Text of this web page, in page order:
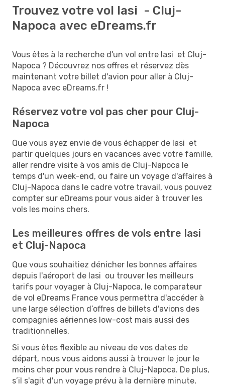
Trouvez votre vol Iasi - Cluj-
Napoca avec eDreams.fr
Vous êtes à la recherche d'un vol entre Iasi et Cluj-
Napoca ? Découvrez nos offres et réservez dès
maintenant votre billet d'avion pour aller à Cluj-
Napoca avec eDreams.fr !
Réservez votre vol pas cher pour Cluj-
Napoca
Que vous ayez envie de vous échapper de Iasi et
partir quelques jours en vacances avec votre famille,
aller rendre visite à vos amis de Cluj-Napoca le
temps d'un week-end, ou faire un voyage d'affaires à
Cluj-Napoca dans le cadre votre travail, vous pouvez
compter sur eDreams pour vous aider à trouver les
vols les moins chers.
Les meilleures offres de vols entre Iasi
et Cluj-Napoca
Que vous souhaitiez dénicher les bonnes affaires
depuis l'aéroport de Iasi ou trouver les meilleurs
tarifs pour voyager à Cluj-Napoca, le comparateur
de vol eDreams France vous permettra d'accéder à
une large sélection d’offres de billets d'avions des
compagnies aériennes low-cost mais aussi des
traditionnelles.
Si vous êtes flexible au niveau de vos dates de
départ, nous vous aidons aussi à trouver le jour le
moins cher pour vous rendre à Cluj-Napoca. De plus,
s’il s'agit d'un voyage prévu à la dernière minute,